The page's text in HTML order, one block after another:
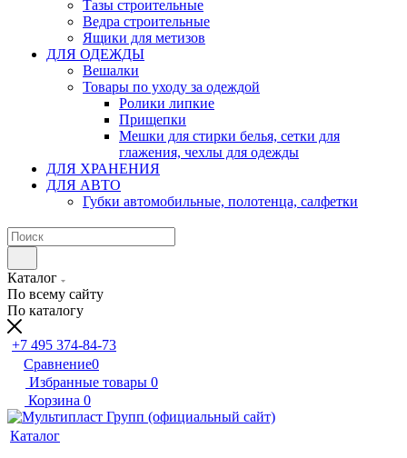
Тазы строительные
Ведра строительные
Ящики для метизов
ДЛЯ ОДЕЖДЫ
Вешалки
Товары по уходу за одеждой
Ролики липкие
Прищепки
Мешки для стирки белья, сетки для
глажения, чехлы для одежды
ДЛЯ ХРАНЕНИЯ
ДЛЯ АВТО
Губки автомобильные, полотенца, салфетки
Каталог
По всему сайту
По каталогу
+7 495 374-84-73
Сравнение0
Избранные товары 0
Корзина 0
Каталог